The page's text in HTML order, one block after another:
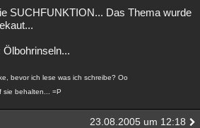
Gruppen Gaming Filme
Alle Neue Geschlossen
SUCHFUNKTION... Das Thema wurde
Ölbohrinseln...
bevor ich lese was ich schreibe? Oo
sie behalten... =P
23.08.2005 um 12:18